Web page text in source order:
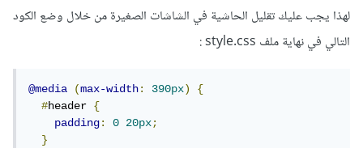
personalWebsite.zip
لهذا يجب عليك تقليل الحاشية في الشاشات الصغيرة من خلال وضع الكود
التالي في نهاية ملف style.css
@media (max-width: 390px)
{
#header {
padding: 0 20px;
}